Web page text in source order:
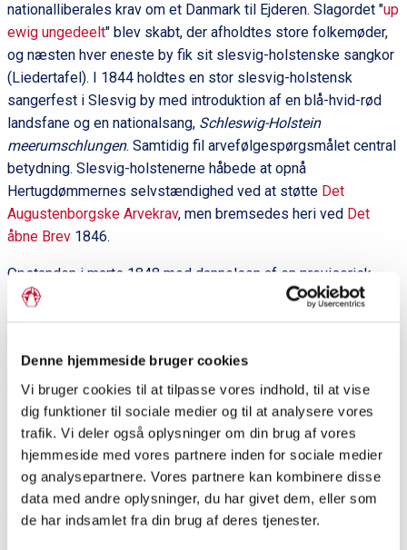
Denne hjemmeside bruger cookies
Vi bruger cookies til at tilpasse vores indhold, til at vise
dig funktioner til sociale medier og til at analysere vores
trafik. Vi deler også oplysninger om din brug af vores
hjemmeside med vores partnere inden for sociale medier
og analysepartnere. Vores partnere kan kombinere disse
data med andre oplysninger, du har givet dem, eller som
de har indsamlet fra din brug af deres tjenester.
nationalliberales krav om et Danmark til Ejderen. Slagordet "up
ewig ungedeelt" blev skabt, der afholdtes store folkemøder,
og næsten hver eneste by fik sit slesvig-holstenske sangkor
(Liedertafel). I 1844 holdtes en stor slesvig-holstensk
sangerfest i Slesvig by med introduktion af en blå-hvid-rød
landsfane og en nationalsang, Schleswig-Holstein
meerumschlungen. Samtidig fil arvefølgespørgsmålet central
betydning. Slesvig-holstenerne håbede at opnå
Hertugdømmernes selvstændighed ved at støtte Det
Augustenborgske Arvekrav, men bremsedes heri ved Det
åbne Brev 1846.
Opstanden i marts 1848 med dannelsen af en provisorisk
regering førte til 1. Slesvigske Krig, som endte med slesvig-
holstensk nederlag i 1850. Årene 1850-1863 blev en trang tid
tændtes i 1863/64, da den augustenborgske prins
rejste krav på Hertugdømmerne, og disse blev løsrevet fra
Danmark. Men håbet blev slukket af Bismarck, der i 1867
indlemmede Slesvig og Holsten i Preussen.
Først med oprettelsen af forbundsstatenSlesvig-Holsten fra
1949 kan slesvig-holstenismens mål siges at være
realiseret.